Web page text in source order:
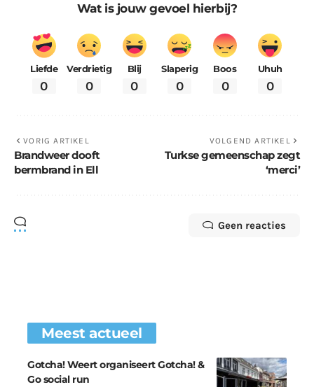
Wat is jouw gevoel hierbij?
Liefde
0
Verdrietig
0
Blij
0
Slaperig
0
Boos
0
Uhuh
0
VORIG ARTIKEL
Brandweer dooft
bermbrand in Ell
VOLGEND ARTIKEL
Turkse gemeenschap zegt
‘merci’
Geen reacties
Meest actueel
Gotcha! Weert organiseert Gotcha! &
Go social run